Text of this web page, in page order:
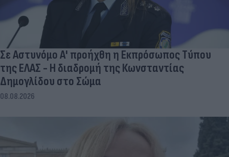
Σε Αστυνόμο Α' προήχθη η Εκπρόσωπος Τύπου
της ΕΛΑΣ - Η διαδρομή της Κωνσταντίας
Δημογλίδου στο Σώμα
08.08.2026